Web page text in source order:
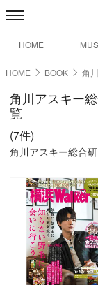
HOME
HOME BOOK 角
角川アスキー
覧
(7件)
角川アスキー総合